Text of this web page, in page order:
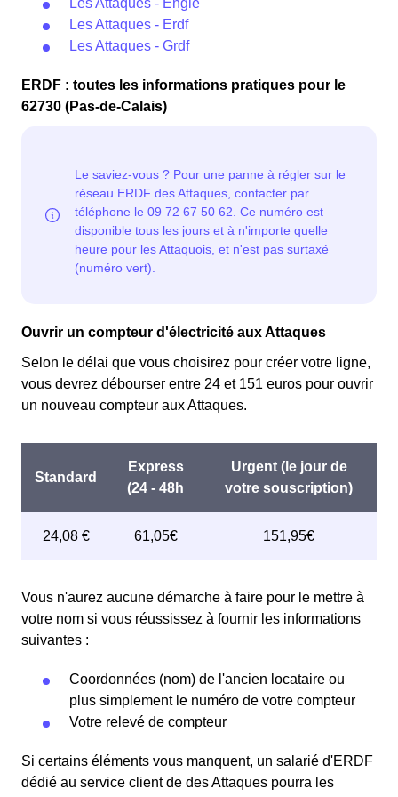
Les Attaques - Engie
Les Attaques - Erdf
Les Attaques - Grdf
ERDF : toutes les informations pratiques pour le
62730 (Pas-de-Calais)
Ouvrir un compteur d'électricité aux Attaques
Selon le délai que vous choisirez pour créer votre ligne,
vous devrez débourser entre 24 et 151 euros pour ouvrir
un nouveau compteur aux Attaques.
Vous n'aurez aucune démarche à faire pour le mettre à
votre nom si vous réussissez à fournir les informations
suivantes :
Coordonnées (nom) de l'ancien locataire ou
plus simplement le numéro de votre compteur
Votre relevé de compteur
Si certains éléments vous manquent, un salarié d'ERDF
dédié au service client de des Attaques pourra les